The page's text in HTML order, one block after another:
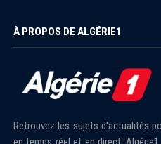
À PROPOS DE ALGÉRIE1
Retrouvez les sujets d'actualités